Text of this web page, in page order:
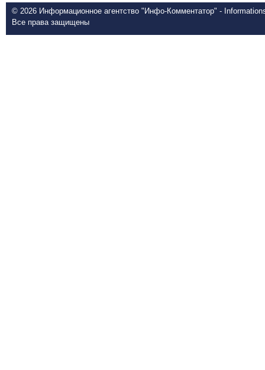
© 2026 Информационное агентство "Инфо-Комментатор" -
Все права защищены